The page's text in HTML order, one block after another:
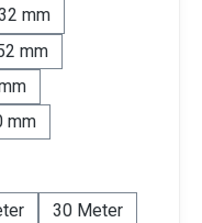
mm
mm
mm
30 Meter